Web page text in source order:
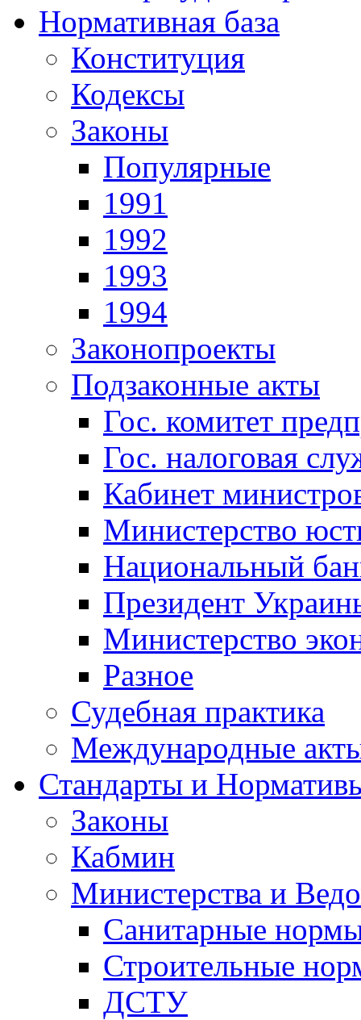
Нормативная база
Конституция
Кодексы
Законы
Популярные
1991
1992
1993
1994
Законопроекты
Подзаконные акты
Гос. комитет
Гос. налоговая
Кабинет
Министерство
Национальный
Президент
Министерство
Разное
Судебная практика
Международные
Стандарты и
Законы
Кабмин
Министерства и
Санитарные
Строительные
ДСТУ